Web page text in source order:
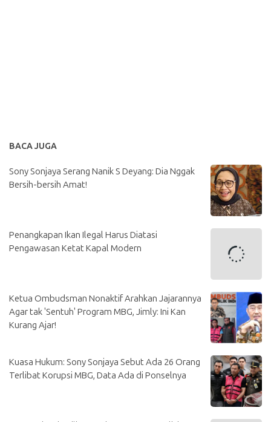
BACA JUGA
Sony Sonjaya Serang Nanik S Deyang: Dia Nggak
Bersih-bersih Amat!
Penangkapan Ikan Ilegal Harus Diatasi
Pengawasan Ketat Kapal Modern
Ketua Ombudsman Nonaktif Arahkan Jajarannya
Agar tak 'Sentuh' Program MBG, Jimly: Ini Kan
Kurang Ajar!
Kuasa Hukum: Sony Sonjaya Sebut Ada 26 Orang
Terlibat Korupsi MBG, Data Ada di Ponselnya